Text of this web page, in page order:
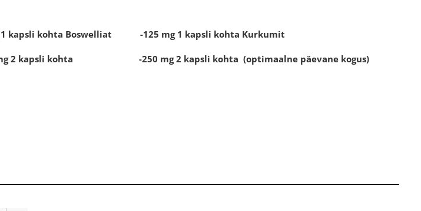
1 kapsli kohta Boswelliat -125 mg 1 kapsli kohta Kurkumit
2 kapsli kohta -250 mg 2 kapsli kohta (optimaalne päevane kogus)